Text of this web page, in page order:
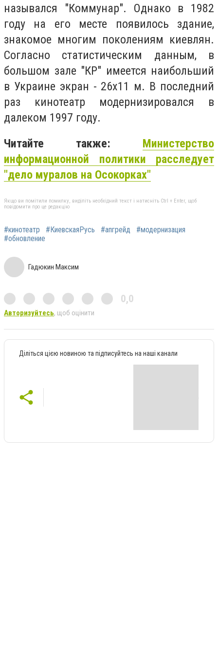
назывался "Коммунар". Однако в 1982
году на его месте появилось здание,
знакомое многим поколениям киевлян.
Согласно статистическим данным, в
большом зале "КР" имеется наибольший
в Украине экран - 26х11 м. В последний
раз кинотеатр модернизировался в
далеком 1997 году.
Читайте также: Министерство
информационной политики расследует
"дело муралов на Осокорках"
Якщо ви помітили помилку, виділіть необхідний текст і натисніть Ctrl + Enter, щоб
повідомити про це редакцію
#кинотеатр #КиевскаяРусь #апгрейд
#модернизация
#обновление
Гадюкин Максим
0,0
Авторизуйтесь, щоб оцінити
Діліться цією новиною та підписуйтесь на наші канали